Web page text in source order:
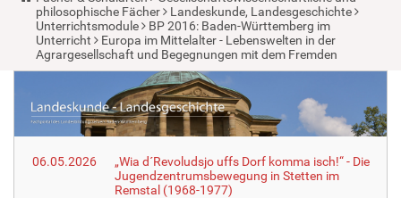
o
u
a
r
e
r
e
:
philosophische Fächer
Landeskunde, Landesgeschichte
Unterrichtsmodule
BP 2016: Baden-Württemberg im
Unterricht
Europa im Mittelalter - Lebenswelten in der
Agrargesellschaft und Begegnungen mit dem Fremden
06.05.2026
„Wia d´Revoludsjo uffs Dorf komma isch!“ - Die
Jugendzentrumsbewegung in Stetten im
Remstal (1968-1977)